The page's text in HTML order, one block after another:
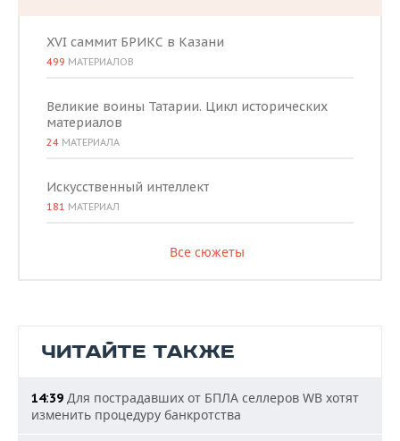
XVI саммит БРИКС в Казани
499 МАТЕРИАЛОВ
Великие воины Татарии. Цикл исторических
материалов
24 МАТЕРИАЛА
Искусственный интеллект
181 МАТЕРИАЛ
Все сюжеты
ЧИТАЙТЕ ТАКЖЕ
14:39 Для пострадавших от БПЛА селлеров WB хотят
изменить процедуру банкротства